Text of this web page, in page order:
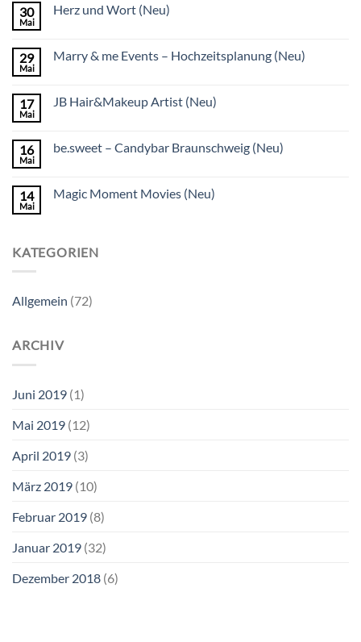
30
Mai
Herz und Wort (Neu)
29
Mai
Marry & me Events – Hochzeitsplanung (Neu)
17
Mai
JB Hair&Makeup Artist (Neu)
16
Mai
be.sweet – Candybar Braunschweig (Neu)
14
Mai
Magic Moment Movies (Neu)
KATEGORIEN
Allgemein (72)
ARCHIV
Juni 2019 (1)
Mai 2019 (12)
April 2019 (3)
März 2019 (10)
Februar 2019 (8)
Januar 2019 (32)
Dezember 2018 (6)